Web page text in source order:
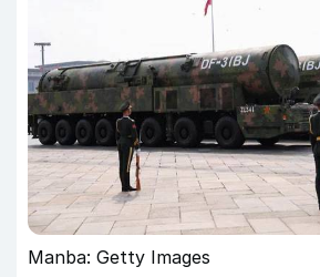
Manba: Getty Images